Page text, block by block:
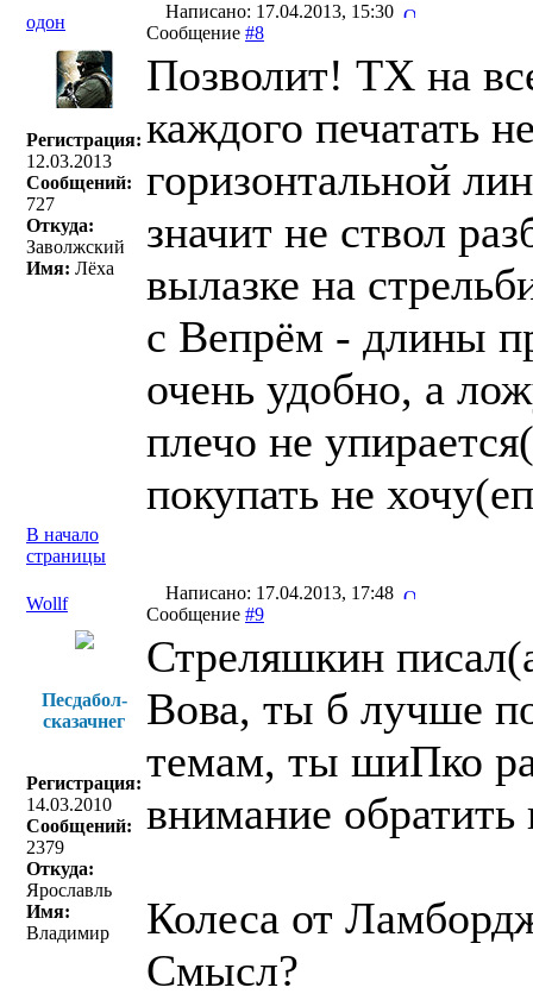
одон
Написано: 17.04.2013, 15:30
Сообщение #8
Регистрация:
12.03.2013
Сообщений:
727
Откуда:
Заволжский
Имя: Лёха
Позволит! ТХ на
каждого печатать
горизонтальной
значит не ствол
вылазке на
с Вепрём - длины
очень удобно, а
плечо не
покупать не
В начало
страницы
Wollf
Написано: 17.04.2013, 17:48
Сообщение #9
Песдабол-
сказачнег
Регистрация:
14.03.2010
Сообщений:
2379
Откуда:
Ярославль
Имя:
Владимир
Стреляшкин
Вова, ты б лучше
темам, ты шиПко
внимание обратить
Колеса от
Смысл?